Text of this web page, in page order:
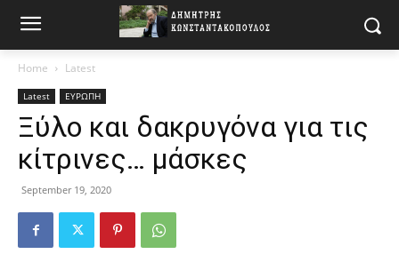
Home Latest
Latest ΕΥΡΩΠΗ
Ξύλο και δακρυγόνα για τις
κίτρινες… μάσκες
September 19, 2020